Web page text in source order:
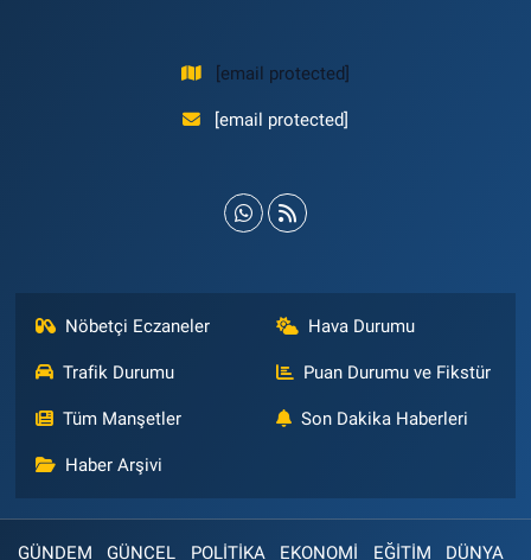
[email protected]
[email protected]
Nöbetçi Eczaneler Hava Durumu
Trafik Durumu Puan Durumu ve Fikstür
Tüm Manşetler Son Dakika Haberleri
Haber Arşivi
GÜNDEM GÜNCEL POLİTİKA EKONOMİ EĞİTİM DÜNYA